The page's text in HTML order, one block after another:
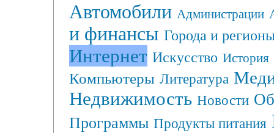
Автомобили Администрации
и финансы Города и
Интернет Искусство История
Компьютеры Литература
Недвижимость Новости
Программы Продукты питания